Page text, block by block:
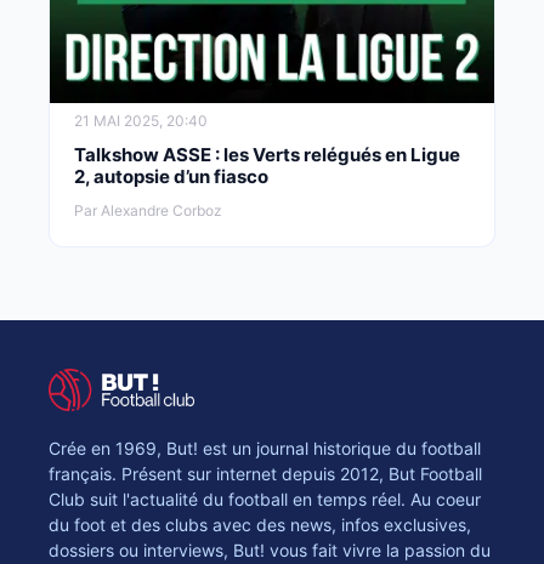
21 MAI 2025, 20:40
Talkshow ASSE : les Verts relégués en Ligue
2, autopsie d’un fiasco
Par Alexandre Corboz
Crée en 1969, But! est un journal historique du football
français. Présent sur internet depuis 2012, But Football
Club suit l'actualité du football en temps réel. Au coeur
du foot et des clubs avec des news, infos exclusives,
dossiers ou interviews, But! vous fait vivre la passion du